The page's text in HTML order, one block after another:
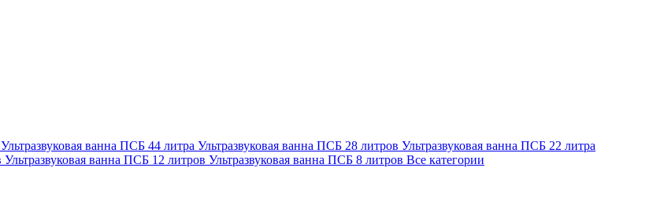
Ультразвуковая ванна ПСБ 44 литра Ультразвуковая ванна ПСБ 28 литров Ультразвуковая ванна ПСБ 22 литра
Ультразвуковая ванна ПСБ 12 литров Ультразвуковая ванна ПСБ 8 литров Все категории